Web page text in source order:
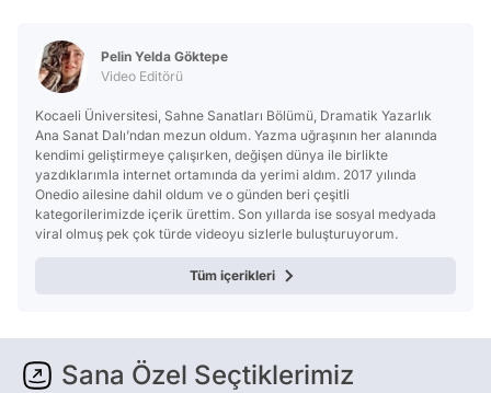
Pelin Yelda Göktepe
Video Editörü
Kocaeli Üniversitesi, Sahne Sanatları Bölümü, Dramatik Yazarlık
Ana Sanat Dalı’ndan mezun oldum. Yazma uğraşının her alanında
kendimi geliştirmeye çalışırken, değişen dünya ile birlikte
yazdıklarımla internet ortamında da yerimi aldım. 2017 yılında
Onedio ailesine dahil oldum ve o günden beri çeşitli
kategorilerimizde içerik ürettim. Son yıllarda ise sosyal medyada
viral olmuş pek çok türde videoyu sizlerle buluşturuyorum.
Tüm içerikleri
Sana Özel Seçtiklerimiz